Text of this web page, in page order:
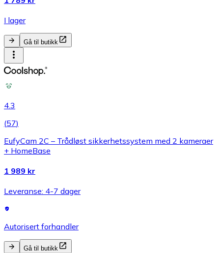
I lager
Gå til butikk
4.3
(57)
EufyCam 2C – Trådløst sikkerhetssystem med 2 kameraer
+ HomeBase
1 989 kr
Leveranse: 4-7 dager
Autorisert forhandler
Gå til butikk